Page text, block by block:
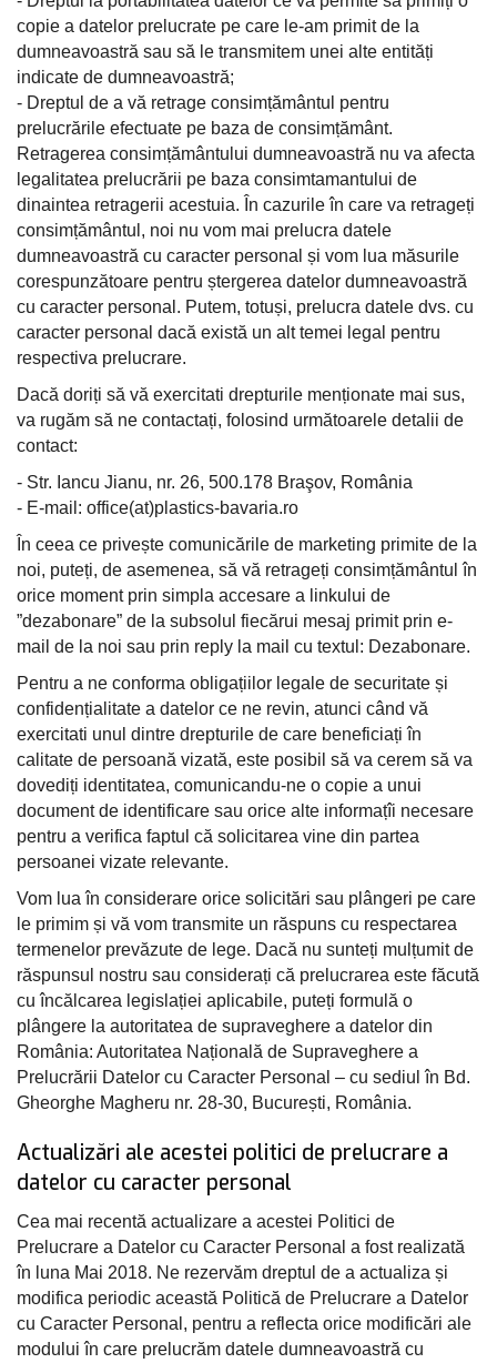
copie a datelor prelucrate pe care le-am primit de la
dumneavoastră sau să le transmitem unei alte entități
indicate de dumneavoastră;
- Dreptul de a vă retrage consimțământul pentru
prelucrările efectuate pe baza de consimțământ.
Retragerea consimțământului dumneavoastră nu va afecta
legalitatea prelucrării pe baza consimtamantului de
dinaintea retragerii acestuia. În cazurile în care va retrageți
consimțământul, noi nu vom mai prelucra datele
dumneavoastră cu caracter personal și vom lua măsurile
corespunzătoare pentru ștergerea datelor dumneavoastră
cu caracter personal. Putem, totuși, prelucra datele dvs. cu
caracter personal dacă există un alt temei legal pentru
respectiva prelucrare.
Dacă doriți să vă exercitati drepturile menționate mai sus,
va rugăm să ne contactați, folosind următoarele detalii de
contact:
- Str. Iancu Jianu, nr. 26, 500.178 Braşov, România
- E-mail: office(at)plastics-bavaria.ro
În ceea ce privește comunicările de marketing primite de la
noi, puteți, de asemenea, să vă retrageți consimțământul în
orice moment prin simpla accesare a linkului de
”dezabonare” de la subsolul fiecărui mesaj primit prin e-
mail de la noi sau prin reply la mail cu textul: Dezabonare.
Pentru a ne conforma obligațiilor legale de securitate și
confidențialitate a datelor ce ne revin, atunci când vă
exercitati unul dintre drepturile de care beneficiați în
calitate de persoană vizată, este posibil să va cerem să va
dovediți identitatea, comunicandu-ne o copie a unui
document de identificare sau orice alte informațîi necesare
pentru a verifica faptul că solicitarea vine din partea
persoanei vizate relevante.
Vom lua în considerare orice solicitări sau plângeri pe care
le primim și vă vom transmite un răspuns cu respectarea
termenelor prevăzute de lege. Dacă nu sunteți mulțumit de
răspunsul nostru sau considerați că prelucrarea este făcută
cu încălcarea legislației aplicabile, puteți formulă o
plângere la autoritatea de supraveghere a datelor din
România: Autoritatea Națională de Supraveghere a
Prelucrării Datelor cu Caracter Personal – cu sediul în Bd.
Gheorghe Magheru nr. 28-30, București, România.
Actualizări ale acestei politici de prelucrare a
datelor cu caracter personal
Cea mai recentă actualizare a acestei Politici de
Prelucrare a Datelor cu Caracter Personal a fost realizată
în luna Mai 2018. Ne rezervăm dreptul de a actualiza și
modifica periodic această Politică de Prelucrare a Datelor
cu Caracter Personal, pentru a reflecta orice modificări ale
modului în care prelucrăm datele dumneavoastră cu